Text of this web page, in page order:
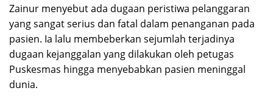
Zainur menyebut ada dugaan peristiwa pelanggaran
yang sangat serius dan fatal dalam penanganan pada
pasien. Ia lalu membeberkan sejumlah terjadinya
dugaan kejanggalan yang dilakukan oleh petugas
Puskesmas hingga menyebabkan pasien meninggal
dunia.